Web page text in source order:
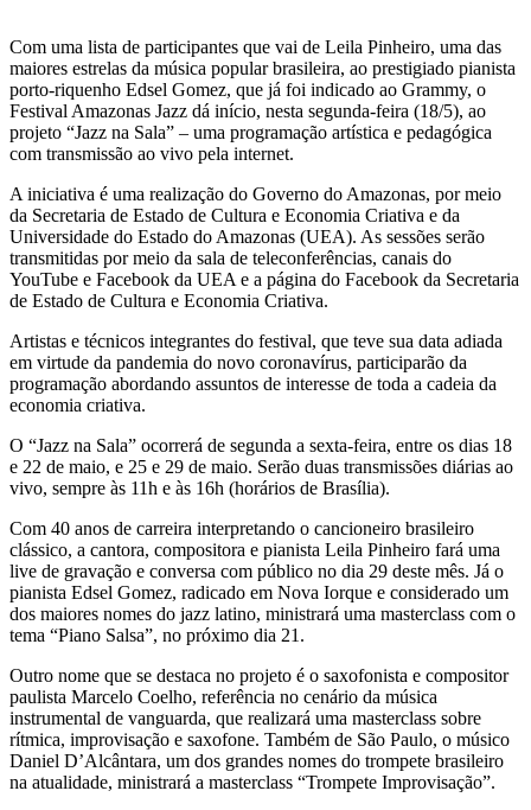
Com uma lista de participantes que vai de Leila Pinheiro, uma das
maiores estrelas da música popular brasileira, ao prestigiado pianista
porto-riquenho Edsel Gomez, que já foi indicado ao Grammy, o
Festival Amazonas Jazz dá início, nesta segunda-feira (18/5), ao
projeto “Jazz na Sala” – uma programação artística e pedagógica
com transmissão ao vivo pela internet.
A iniciativa é uma realização do Governo do Amazonas, por meio
da Secretaria de Estado de Cultura e Economia Criativa e da
Universidade do Estado do Amazonas (UEA). As sessões serão
transmitidas por meio da sala de teleconferências, canais do
YouTube e Facebook da UEA e a página do Facebook da Secretaria
de Estado de Cultura e Economia Criativa.
Artistas e técnicos integrantes do festival, que teve sua data adiada
em virtude da pandemia do novo coronavírus, participarão da
programação abordando assuntos de interesse de toda a cadeia da
economia criativa.
O “Jazz na Sala” ocorrerá de segunda a sexta-feira, entre os dias 18
e 22 de maio, e 25 e 29 de maio. Serão duas transmissões diárias ao
vivo, sempre às 11h e às 16h (horários de Brasília).
Com 40 anos de carreira interpretando o cancioneiro brasileiro
clássico, a cantora, compositora e pianista Leila Pinheiro fará uma
live de gravação e conversa com público no dia 29 deste mês. Já o
pianista Edsel Gomez, radicado em Nova Iorque e considerado um
dos maiores nomes do jazz latino, ministrará uma masterclass com o
tema “Piano Salsa”, no próximo dia 21.
Outro nome que se destaca no projeto é o saxofonista e compositor
paulista Marcelo Coelho, referência no cenário da música
instrumental de vanguarda, que realizará uma masterclass sobre
rítmica, improvisação e saxofone. Também de São Paulo, o músico
Daniel D’Alcântara, um dos grandes nomes do trompete brasileiro
na atualidade, ministrará a masterclass “Trompete Improvisação”.